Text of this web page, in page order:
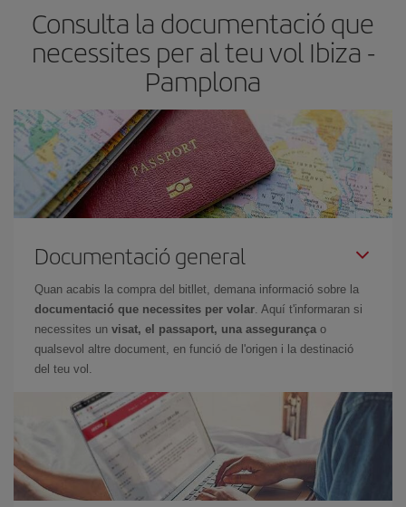
barats et sortiran. A més, si tens flexibilitat amb les dates i els
horaris del viatge, podràstriar el preu més barat.
Consulta la documentació que
necessites per al teu vol Ibiza -
Pamplona
Documentació general
Quan acabis la compra del bitllet, demana informació sobre la
documentació que necessites per volar. Aquí t'informaran si
necessites un visat, el passaport, una assegurança o
qualsevol altre document, en funció de l'origen i la destinació
del teu vol.